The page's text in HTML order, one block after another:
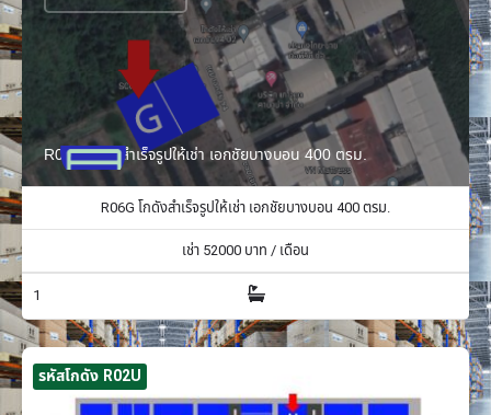
R06G โกดังสำเร็จรูปให้เช่า เอกชัยบางบอน 400 ตรม.
R06G โกดังสำเร็จรูปให้เช่า เอกชัยบางบอน 400 ตรม.
เช่า 52000 บาท / เดือน
1
รหัสโกดัง R02U